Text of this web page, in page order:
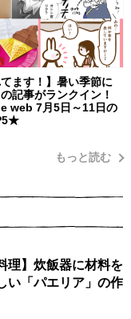
てます！】暑い季節に
記事がランクイン！
web 7月5日～11日の
もっと読む
理】炊飯器に材料を
い「パエリア」の作